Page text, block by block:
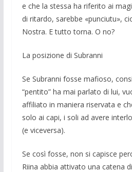
e che la stessa ha riferito ai
di ritardo, sa­rebbe «punciutu»,
Nostra. E tutto torna. O no?
La posizione di Subranni
Se Subranni fosse mafioso,
“pentito” ha mai parlato di lui,
affiliato in ma­niera riservata e
solo ai capi, i soli ad avere
(e viceversa).
Se così fos­se, non si capisce
Riina abbia attivato una cate­na